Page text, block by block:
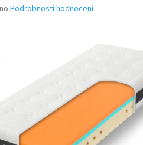
Podrobnosti hodnocení